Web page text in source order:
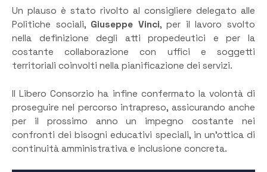
Un plauso è stato rivolto al consigliere delegato alle
Politiche sociali, Giuseppe Vinci, per il lavoro svolto
nella definizione degli atti propedeutici e per la
costante collaborazione con uffici e soggetti
territoriali coinvolti nella pianificazione dei servizi.
Il Libero Consorzio ha infine confermato la volontà di
proseguire nel percorso intrapreso, assicurando anche
per il prossimo anno un impegno costante nei
confronti dei bisogni educativi speciali, in un’ottica di
continuità amministrativa e inclusione concreta.